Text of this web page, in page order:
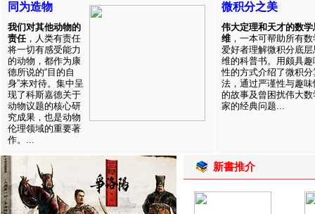
同为造物
我们对其他动物的
责任，人类有责任
将一切有感受能力
的动物，都作为康
德所说的“目的自
身”来对待。集中呈
现了科斯嘉德关于
动物议题的核心研
究成果，也是动物
伦理领域的重要著
作。...
微积分之美
伟大定理和天才的数学
维 ，一本可帮助所有数
爱好者理解微积分底层
维的科普书。用颇具趣
性的方式介绍了微积分
法，通过严谨性与趣味
的故事及曾困扰伟大数
家的经典问题...
新書推介